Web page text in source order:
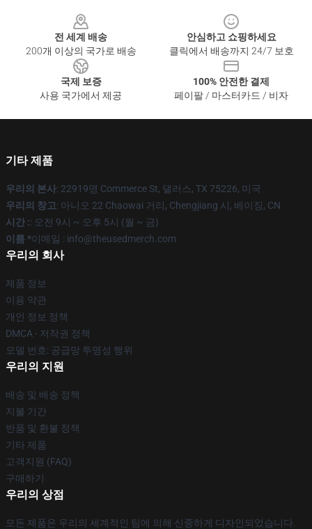
전 세계 배송
200개 이상의 국가로 배송
안심하고 쇼핑하세요
클릭에서 배송까지 24/7 보호
국제 보증
사용 국가에서 제공
100% 안전한 결제
페이팔 / 마스터카드 / 비자
기타 제품
우리의 본사: 22919명 Commerce St, 댈러스, TX 75226, 미국
우리의 창고: 아니오 22 Chaowai 거리, Chengjiang 시, 베이징, CN
시간 :: 오전 9시 ~ 오후 5시 (월 ~ 금)
이름 *이메일 : info@theusedmerch.com
우리의 회사
제품 정보
이용 약관
개인 정보 정책
DMCA - 저작권 정책
모델 번호: 공급망 투명성 행위
우리의 지원
배송 및 배송 정책
지불 기간
반품 및 환불 정책
기타 제품
고객지원 (FAQ)
구매하기
우리의 상점
모든 제품은 우리의 세계적인 팀에 의해 신중하게 디자인되었습니다.